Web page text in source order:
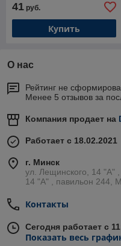
С4 (90-94) / А6 С4 / А4
41 руб.
Купить
О нас
Рейтинг не
Менее 5 отзывов за
Компания продает на
Работает с 18.02.2021
г. Минск
ул. Лещинского, 14 "А"
14 "A" , павильон 244,
Контакты
Сегодня работает с
Показать весь